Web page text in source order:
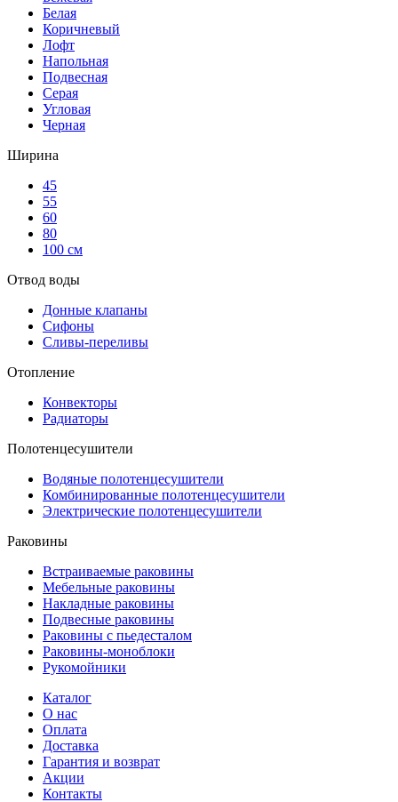
Белая
Коричневый
Лофт
Напольная
Подвесная
Серая
Угловая
Черная
Ширина
45
55
60
80
100 см
Отвод воды
Донные клапаны
Сифоны
Сливы-переливы
Отопление
Конвекторы
Радиаторы
Полотенцесушители
Водяные полотенцесушители
Комбинированные полотенцесушители
Электрические полотенцесушители
Раковины
Встраиваемые раковины
Мебельные раковины
Накладные раковины
Подвесные раковины
Раковины с пьедесталом
Раковины-моноблоки
Рукомойники
Каталог
О нас
Оплата
Доставка
Гарантия и возврат
Акции
Контакты